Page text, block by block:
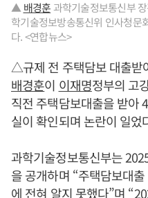
▲ 배경훈과학기술정보통신부
학기술정보방송통신위 인사청문
다. <연합뉴스>
△규제 전 주택담보 대출받
배경훈이 이재명정부의 고
직전 주택담보대출을 받아
실이 확인되며 논란이 일었
과학기술정보통신부는
을 공개하며 “주택담보대
에 전혀 알지 못했다”며